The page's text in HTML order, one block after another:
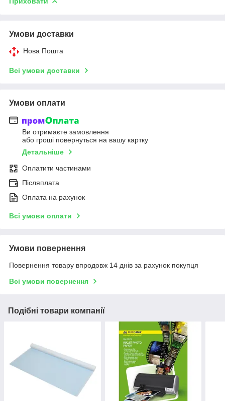
Умови доставки
Нова Пошта
Всі умови доставки
Умови оплати
Ви отримаєте замовлення
або гроші повернуться на вашу картку
Детальніше
Оплатити частинами
Післяплата
Оплата на рахунок
Всі умови оплати
Умови повернення
Повернення товару впродовж 14 днів за рахунок покупця
Всі умови повернення
Подібні товари компанії